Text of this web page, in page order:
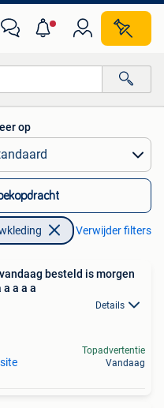
op
Verwijder filters
besteld is morgen
a a a a
Details
Topadvertentie
Vandaag